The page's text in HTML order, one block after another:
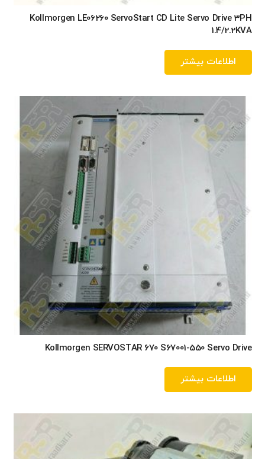
Kollmorgen LE06260 ServoStart CD Lite Servo Drive 3PH
1.4/2.2KVA
اطلاعات بیشتر
Kollmorgen SERVOSTAR 670 S67001-550 Servo Drive
اطلاعات بیشتر